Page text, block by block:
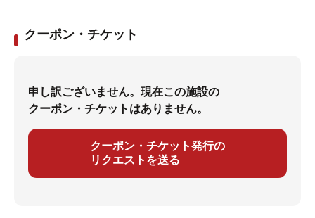
クーポン・チケット
申し訳ございません。現在この施設の
クーポン・チケットはありません。
クーポン・チケット発行の
リクエストを送る